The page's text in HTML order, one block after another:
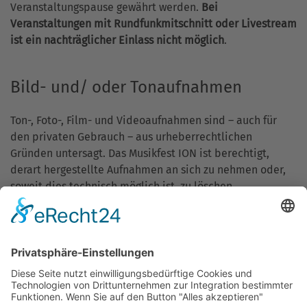
Veranstaltungspause gewährt werden. Bei
Veranstaltungen mit Rundfunkmitschnitt oder Livestream
ist ein nachträglicher Einlass nicht möglich.
Bild- und/ oder Tonaufnahmen
Ton-, Foto-, Film- und Videoaufnahmen sind – auch für
den privaten Gebrauch – aus urheberrechtlichen
Gründen untersagt. Das Musikfest ION ist berechtigt,
derart hergestellte Aufnahmen an sich zu nehmen oder,
soweit dies technisch möglich ist, zu löschen.
Das Musikfest ION behält sich die Rechte zu Bild-, Ton-
und Fernsehaufzeichnungen ihrer Veranstaltungen vor.
Besucher damit einverstanden, dass er evtl. in Bild und/
oder Wort aufgenommen wird und dass diese
Aufzeichnungen ohne Anspruch auf Vergütung